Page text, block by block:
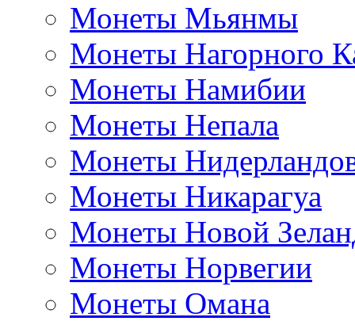
Монеты Мьянмы
Монеты Нагорного
Монеты Намибии
Монеты Непала
Монеты
Монеты Никарагуа
Монеты Новой
Монеты Норвегии
Монеты Омана